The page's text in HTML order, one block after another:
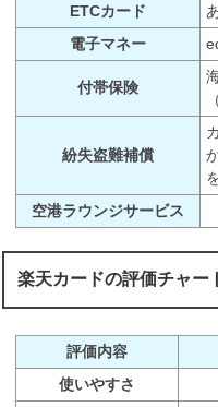
ETCカード
電子マネー
付帯保険
紛失盗難補償
空港ラウンジサービス
楽天カードの評価チャー
評価内容
使いやすさ